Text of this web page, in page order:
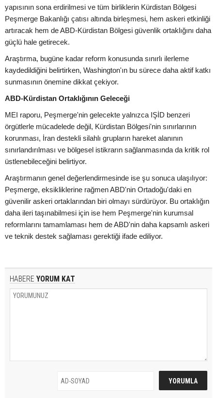
yapısının sona erdirilmesi ve tüm birliklerin Kürdistan Bölgesi
Peşmerge Bakanlığı çatısı altında birleşmesi, hem askeri etkinliği
artıracak hem de ABD-Kürdistan Bölgesi güvenlik ortaklığını daha
güçlü hale getirecek.
Araştırma, bugüne kadar reform konusunda sınırlı ilerleme
kaydedildiğini belirtirken, Washington'ın bu sürece daha aktif katkı
sunmasının önemine dikkat çekiyor.
ABD-Kürdistan Ortaklığının Geleceği
MEI raporu, Peşmerge'nin gelecekte yalnızca IŞİD benzeri
örgütlerle mücadelede değil, Kürdistan Bölgesi'nin sınırlarının
korunması, İran destekli silahlı grupların hareket alanının
sınırlandırılması ve bölgesel istikrarın sağlanmasında da kritik rol
üstlenebileceğini belirtiyor.
Araştırmanın genel değerlendirmesinde ise şu sonuca ulaşılıyor:
Peşmerge, eksikliklerine rağmen ABD'nin Ortadoğu'daki en
güvenilir askeri ortaklarından biri olmayı sürdürüyor. Bu ortaklığın
daha ileri taşınabilmesi için ise hem Peşmerge'nin kurumsal
reformlarını tamamlaması hem de ABD'nin daha kapsamlı askeri
ve teknik destek sağlaması gerektiği ifade ediliyor.
HABERE YORUM KAT